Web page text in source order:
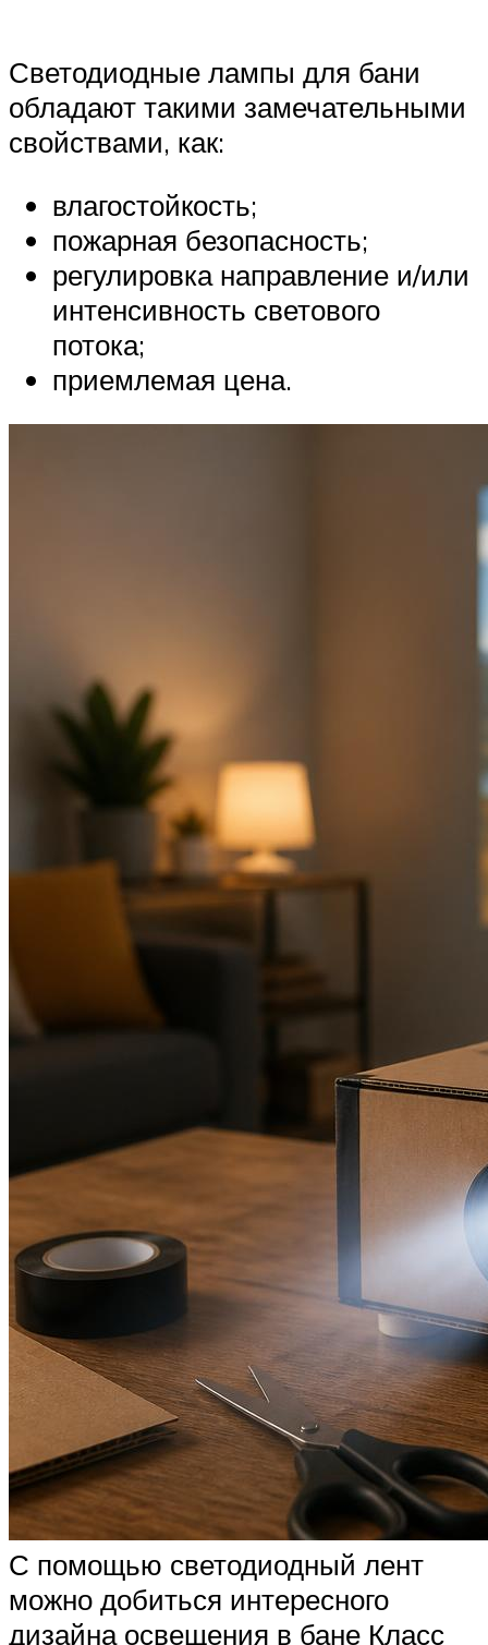
Светодиодные лампы для бани
обладают такими замечательными
свойствами, как:
влагостойкость;
пожарная безопасность;
регулировка направление и/или
интенсивность светового
потока;
приемлемая цена.
С помощью светодиодный лент
можно добиться интересного
дизайна освещения в бане Класс